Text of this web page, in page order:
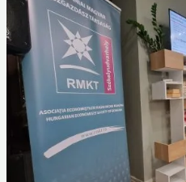
a
Tasteonomics
sorozat!
RMKT
Székelyudvarhely